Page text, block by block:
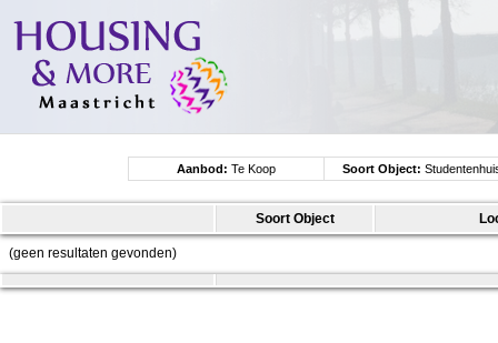
Aanbod: Te Koop Soort Object:
Soort Object
(geen resultaten gevonden)